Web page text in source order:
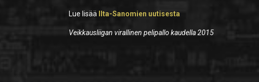
Lue lisää Ilta-Sanomien uutisesta
Veikkausliigan virallinen pelipallo kaudella 2015